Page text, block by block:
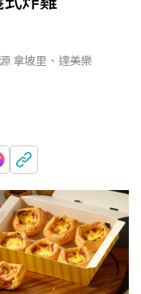
拿坡里、達美樂